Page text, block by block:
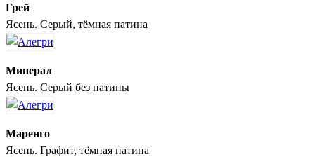
Грей
Ясень. Серый, тёмная патина
Минерал
Ясень. Серый без патины
Маренго
Ясень. Графит, тёмная патина